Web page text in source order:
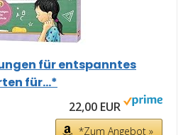
für entspanntes
für...*
22,00 EUR
*Zum Angebot »